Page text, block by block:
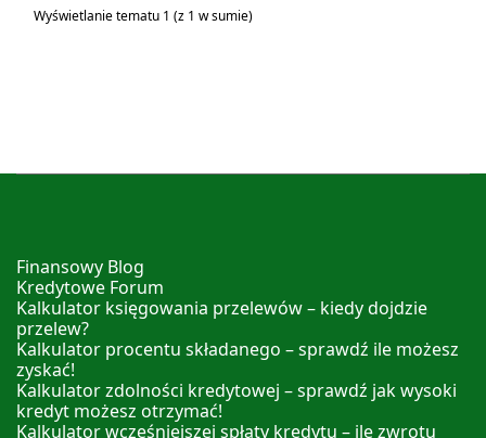
Wyświetlanie tematu 1 (z 1 w sumie)
Finansowy Blog
Kredytowe Forum
Kalkulator księgowania przelewów – kiedy dojdzie
przelew?
Kalkulator procentu składanego – sprawdź ile możesz
zyskać!
Kalkulator zdolności kredytowej – sprawdź jak wysoki
kredyt możesz otrzymać!
Kalkulator wcześniejszej spłaty kredytu – ile zwrotu